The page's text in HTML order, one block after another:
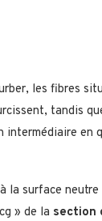
les fibres
tandis
intermédiaire en
la surface
» de la section